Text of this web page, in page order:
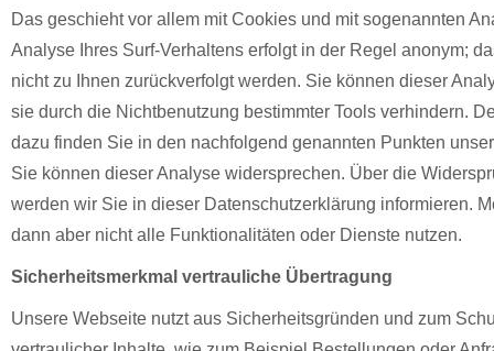
Das geschieht vor allem mit Cookies und mit sogenannten
Analyse Ihres Surf-Verhaltens erfolgt in der Regel anonym;
nicht zu Ihnen zurückverfolgt werden. Sie können dieser
sie durch die Nichtbenutzung bestimmter Tools verhindern.
dazu finden Sie in den nachfolgend genannten Punkten
Sie können dieser Analyse widersprechen. Über die
werden wir Sie in dieser Datenschutzerklärung informieren.
dann aber nicht alle Funktionalitäten oder Dienste nutzen.
Sicherheitsmerkmal vertrauliche Übertragung
Unsere Webseite nutzt aus Sicherheitsgründen und zum